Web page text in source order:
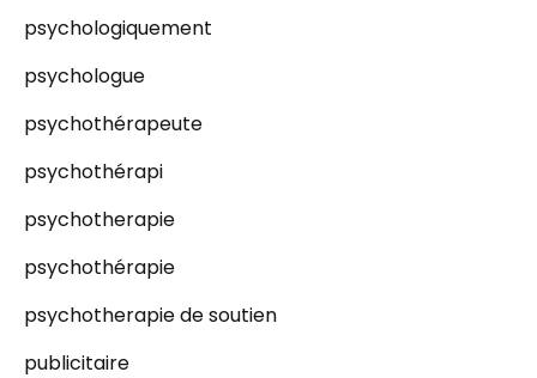
psychologiquement
psychologue
psychothérapeute
psychothérapi
psychotherapie
psychothérapie
psychotherapie de soutien
publicitaire